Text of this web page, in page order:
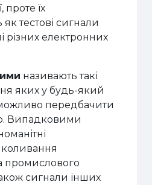
проте їх
тестові сигнали
різних електронних
називають такі
яких у будь-який
передбачити
Випадковими
коливання
промислового
сигнали інших